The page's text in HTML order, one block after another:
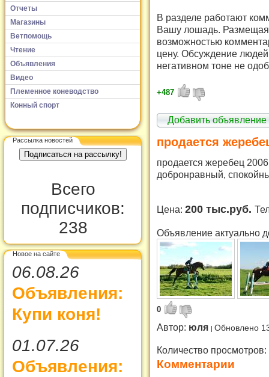
Отчеты
Магазины
Ветпомощь
Чтение
Объявления
Видео
Племенное коневодство
Конный спорт
Рассылка новостей
Всего
подписчиков:
238
Новое на сайте
06.08.26
Объявления:
Купи коня!
01.07.26
Объявления:
В разделе работают
Вашу лошадь. Размещая
возможностью
цену. Обсуждение
негативном тоне не
+487
Добавить объявление
продается
продается жеребец
добронравный,
Цена: 200 тыс.руб.
Объявление актуально
0
Автор: юля Обновлено
Количество просмотров:
Комментарии